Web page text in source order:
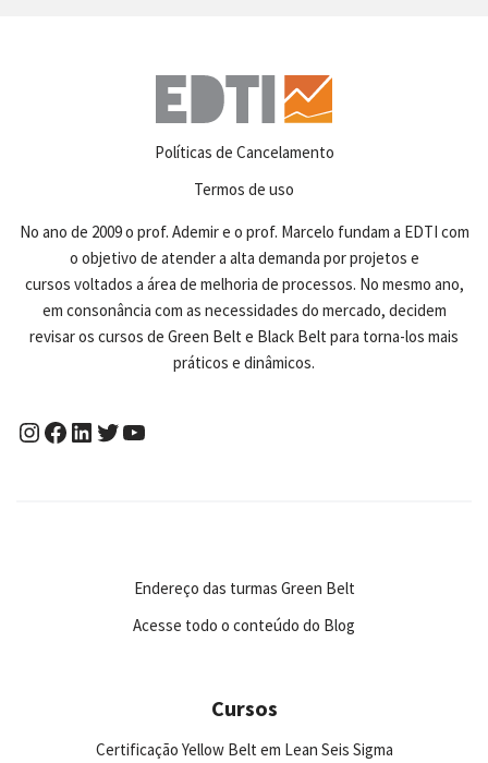
Políticas de Cancelamento
Termos de uso
No ano de 2009 o prof. Ademir e o prof. Marcelo fundam a EDTI com
o objetivo de atender a alta demanda por projetos e
cursos voltados a área de melhoria de processos. No mesmo ano,
em consonância com as necessidades do mercado, decidem
revisar os cursos de Green Belt e Black Belt para torna-los mais
práticos e dinâmicos.
Endereço das turmas Green Belt
Acesse todo o conteúdo do Blog
Cursos
Certificação Yellow Belt em Lean Seis Sigma